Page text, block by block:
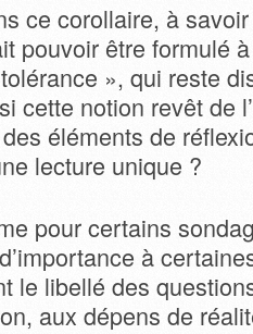
corollaire, à savoir
pouvoir être formulé
», qui reste
cette notion revêt de
éléments de
lecture unique ?
pour certains
à
le libellé des
aux dépens de